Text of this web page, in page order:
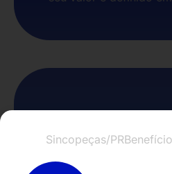
• Ambiente propício
negócios e
Sincopeças/PR